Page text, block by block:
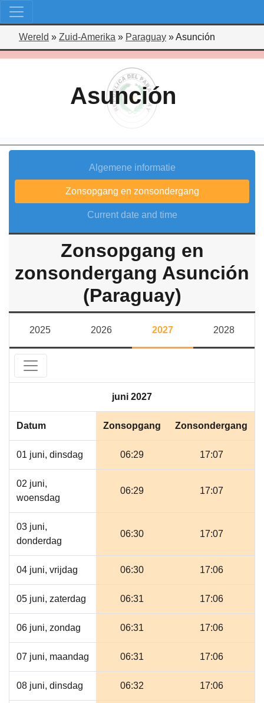
Wereld » Zuid-Amerika » Paraguay »Asunción
Asunción
Algemene informatie
Zonsopgang en zonsondergang
Current date and time
Zonsopgang en
zonsondergang Asunción
(Paraguay)
2025 2026 2027 2028
juni 2027
Datum Zonsopgang Zonsondergang
01 juni, dinsdag 06:29 17:07
02 juni,
woensdag
06:29 17:07
03 juni,
donderdag
06:30 17:07
04 juni, vrijdag 06:30 17:06
05 juni, zaterdag 06:31 17:06
06 juni, zondag 06:31 17:06
07 juni, maandag 06:31 17:06
08 juni, dinsdag 06:32 17:06